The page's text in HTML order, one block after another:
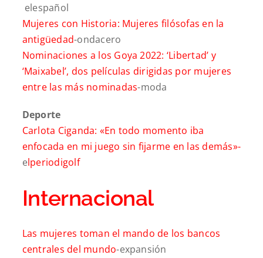
elespañol
Mujeres con Historia: Mujeres filósofas en la
antigüedad-ondacero
Nominaciones a los Goya 2022: ‘Libertad’ y
‘Maixabel’, dos películas dirigidas por mujeres
entre las más nominadas-moda
Deporte
Carlota Ciganda: «En todo momento iba
enfocada en mi juego sin fijarme en las demás»-
elperiodigolf
Internacional
Las mujeres toman el mando de los bancos
centrales del mundo-expansión